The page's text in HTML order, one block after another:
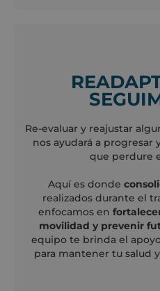
Re-evaluar y reajustar
nos ayudará a
que perdure
Aquí es donde
realizados durante el
enfocamos en
movilidad y prevenir
equipo te brinda el
para mantener tu salud